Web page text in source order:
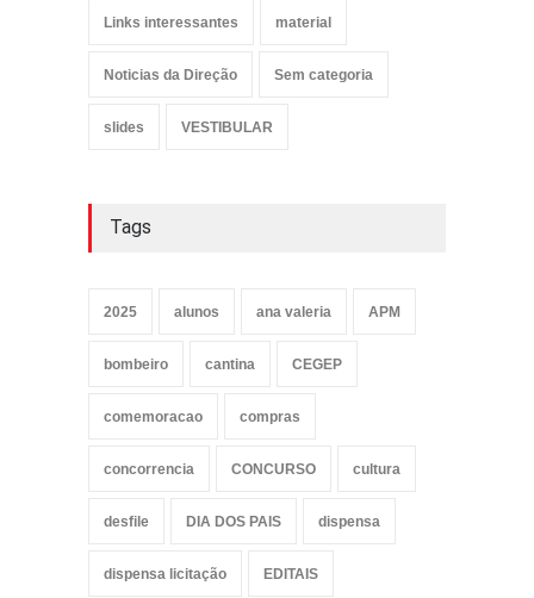
Links interessantes material
Noticias da Direção Sem categoria
slides VESTIBULAR
Tags
2025 alunos ana valeria APM
bombeiro cantina CEGEP
comemoracao compras
concorrencia CONCURSO cultura
desfile DIA DOS PAIS dispensa
dispensa licitação EDITAIS